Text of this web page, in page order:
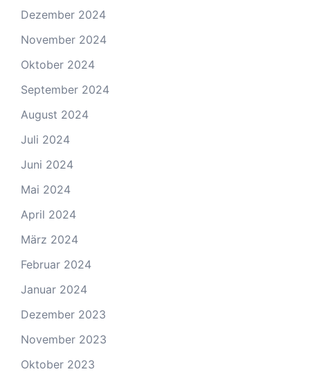
Dezember 2024
November 2024
Oktober 2024
September 2024
August 2024
Juli 2024
Juni 2024
Mai 2024
April 2024
März 2024
Februar 2024
Januar 2024
Dezember 2023
November 2023
Oktober 2023